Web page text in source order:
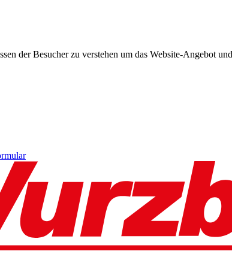
der Besucher zu verstehen um das Website-Angebot